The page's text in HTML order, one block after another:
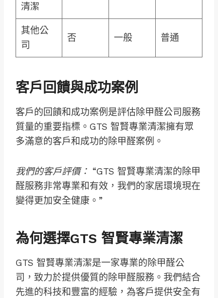
清潔
其他公
司
否 一般 普通
客戶回饋與成功案例
客戶的回饋和成功案例是評估除甲醛公司服務
質量的重要指標。GTS 智賢專業清潔擁有眾
多滿意的客戶和成功的除甲醛案例。
我們的客戶評價： “GTS 智賢專業清潔的除甲
醛服務非常專業和有效，我們的家居環境現在
變得更加安全健康。”
為何選擇GTS 智賢專業清潔
GTS 智賢專業清潔是一家專業的除甲醛公
司，致力於提供優質的除甲醛服務。我們結合
先進的科技和豐富的經驗，為客戶提供安全有